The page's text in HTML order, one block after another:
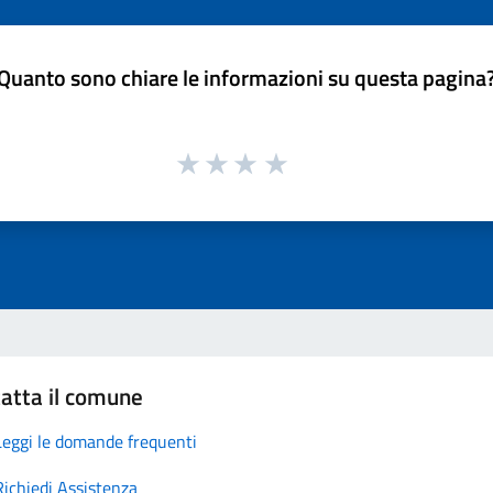
sono chiare le informazioni su questa
il comune
le domande frequenti
Assistenza